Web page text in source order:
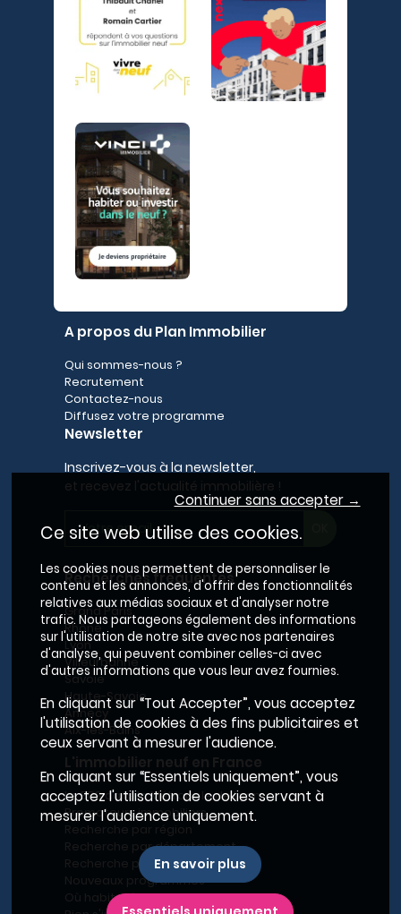
A propos du Plan Immobilier
Qui sommes-nous ?
Recrutement
Contactez-nous
Diffusez votre programme
Newsletter
Inscrivez-vous à la newsletter,
Recherches fréquentes
Grand Paris
Rhône
Lyon
Villeurbanne
Savoie
Haute-Savoie
Annecy
Aix-les-Bains
Le BRS dans la Métropole de Lyon
Promoteurs immobiliers
Recherche par département
Recherche par ville
Nouveaux programmes
Où habiter à Marseille ?
Continuer sans accepter →
Ce site web utilise des cookies.
Les cookies nous permettent de personnaliser le
contenu et les annonces, d'offrir des fonctionnalités
relatives aux médias sociaux et d'analyser notre
trafic. Nous partageons également des informations
sur l'utilisation de notre site avec nos partenaires
d'analyse, qui peuvent combiner celles-ci avec
d'autres informations que vous leur avez fournies.
En cliquant sur “Tout Accepter”, vous acceptez
l'utilisation de cookies à des fins publicitaires et
ceux servant à mesurer l'audience.
En cliquant sur “Essentiels uniquement”, vous
acceptez l'utilisation de cookies servant à
mesurer l'audience uniquement.
En savoir plus